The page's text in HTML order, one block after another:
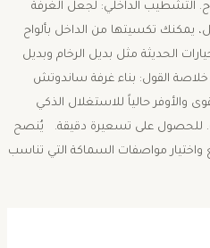
​التشطيب الداخلي: لجعل الغرفة
يمكنك تكسيتها من الداخل بألواح
الحديثة مثل بديل الرخام وبديل
القول: بناء غرفة ساندوتش
والأوفر حالياً للاستغلال الذكي
للحصول على تسعيرة دقيقة. يُنصح
واختيار مواصفات السماكة التي تناسب